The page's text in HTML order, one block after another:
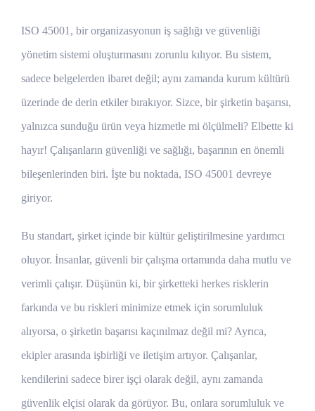
ISO 45001, bir organizasyonun iş sağlığı ve güvenliği
yönetim sistemi oluşturmasını zorunlu kılıyor. Bu sistem,
sadece belgelerden ibaret değil; aynı zamanda kurum kültürü
üzerinde de derin etkiler bırakıyor. Sizce, bir şirketin başarısı,
yalnızca sunduğu ürün veya hizmetle mi ölçülmeli? Elbette ki
hayır! Çalışanların güvenliği ve sağlığı, başarının en önemli
bileşenlerinden biri. İşte bu noktada, ISO 45001 devreye
giriyor.
Bu standart, şirket içinde bir kültür geliştirilmesine yardımcı
oluyor. İnsanlar, güvenli bir çalışma ortamında daha mutlu ve
verimli çalışır. Düşünün ki, bir şirketteki herkes risklerin
farkında ve bu riskleri minimize etmek için sorumluluk
alıyorsa, o şirketin başarısı kaçınılmaz değil mi? Ayrıca,
ekipler arasında işbirliği ve iletişim artıyor. Çalışanlar,
kendilerini sadece birer işçi olarak değil, aynı zamanda
güvenlik elçisi olarak da görüyor. Bu, onlara sorumluluk ve